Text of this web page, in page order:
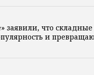
заявили, что
и